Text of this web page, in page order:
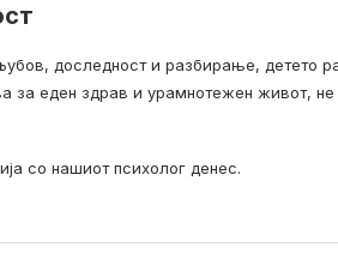
доследност и разбирање, детето
за еден здрав и урамнотежен живот, не
со нашиот психолог денес.